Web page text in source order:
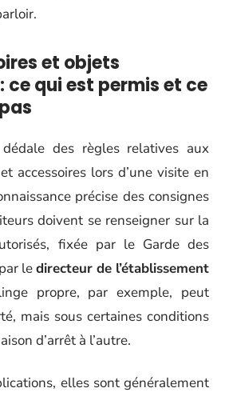
et objets
ce qui est permis et ce
des règles relatives aux
et accessoires lors d’une visite en
précise des consignes
doivent se renseigner sur la
fixée par le Garde des
ledirecteur de l’établissement
propre, par exemple, peut
mais sous certaines conditions
d’arrêt à l’autre.
elles sont généralement